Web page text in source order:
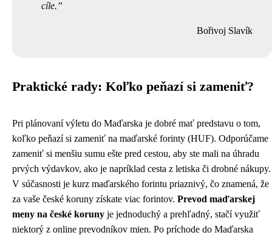
cíle.
Bořivoj Slavík
Praktické rady: Koľko peňazí si zameniť?
Pri plánovaní výletu do Maďarska je dobré mať predstavu o tom,
koľko peňazí si zameniť na maďarské forinty (HUF). Odporúčame
zameniť si menšiu sumu ešte pred cestou, aby ste mali na úhradu
prvých výdavkov, ako je napríklad cesta z letiska či drobné nákupy.
V súčasnosti je kurz maďarského forintu priaznivý, čo znamená, že
za vaše české koruny získate viac forintov. Prevod maďarskej
meny na české koruny je jednoduchý a prehľadný, stačí využiť
niektorý z online prevodníkov mien. Po príchode do Maďarska